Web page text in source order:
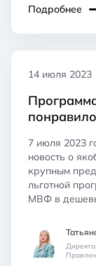
Подробнее
14 июля 2023
7 июля 2023
новость о
крупным
льготной
МВФ в